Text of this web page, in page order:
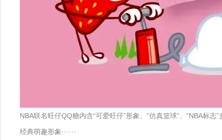
NBA联名旺仔QQ糖内含“可爱旺仔”形象、“仿真篮球”、“NBA标
经典萌趣形象······